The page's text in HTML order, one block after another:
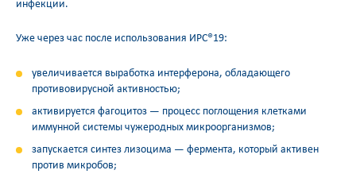
инфекции.
Уже через час после использования ИРС®19:
увеличивается выработка интерферона, обладающего
противовирусной активностью;
активируется фагоцитоз — процесс поглощения клетками
иммунной системы чужеродных микроорганизмов;
запускается синтез лизоцима — фермента, который активен
против микробов;